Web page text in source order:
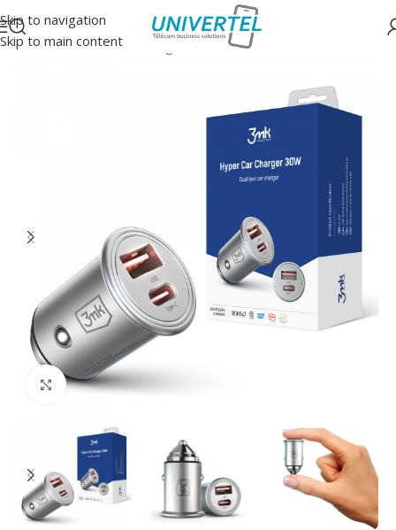
Skip to navigation
Skip to main content
Accueil/Accessoires Chargeurs auto
Click to enlarge